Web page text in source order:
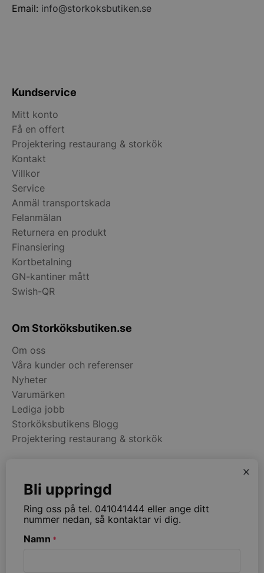
Email: info@storkoksbutiken.se
Kundservice
Mitt konto
Få en offert
Projektering restaurang & storkök
Kontakt
Villkor
Service
Anmäl transportskada
Felanmälan
Returnera en produkt
Finansiering
Kortbetalning
GN-kantiner mått
Swish-QR
Om Storköksbutiken.se
Om oss
Våra kunder och referenser
Nyheter
Varumärken
Lediga jobb
Storköksbutikens Blogg
Projektering restaurang & storkök
Restaurangmaskiner
Kök & Matsal
Köksinredning & Rostfritt
Restaurangmöbler
x
Bli uppringd
Ring oss på tel. 041041444 eller ange ditt
nummer nedan, så kontaktar vi dig.
Namn *
__lc_cid
{32}
woocommerce_cart_hash
woocommerce_recently_viewed